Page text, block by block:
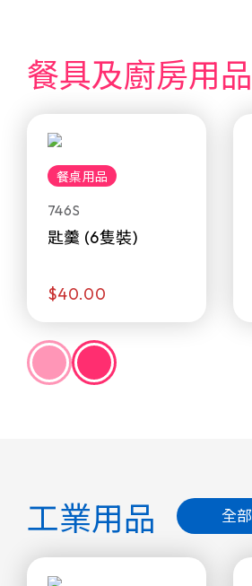
餐具及廚房用品
餐桌用品
746S
匙羹 (6隻裝)
$40.00
工業用品 全部